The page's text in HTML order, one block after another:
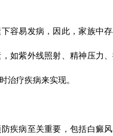
容易发病，因此，家族中
如紫外线照射、精神压力
治疗疾病来实现。
疾病至关重要，包括白癜